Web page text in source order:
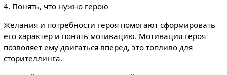
4. Понять, что нужно герою
Желания и потребности героя помогают сформировать
его характер и понять мотивацию. Мотивация героя
позволяет ему двигаться вперед, это топливо для
сторителлинга.